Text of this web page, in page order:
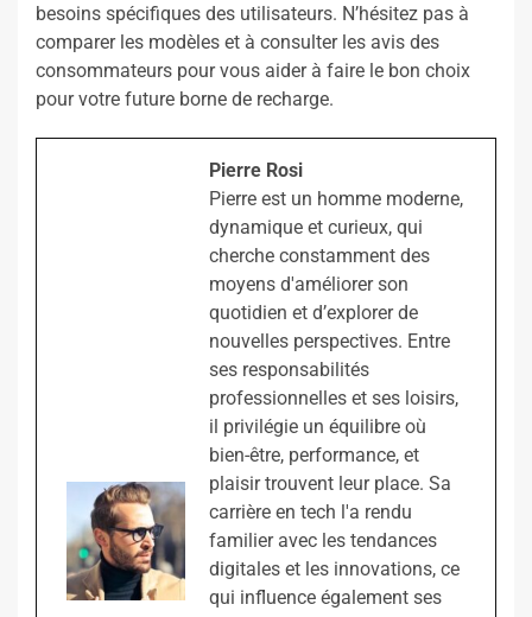
besoins spécifiques des utilisateurs. N’hésitez pas à
comparer les modèles et à consulter les avis des
consommateurs pour vous aider à faire le bon choix
pour votre future borne de recharge.
Pierre Rosi
Pierre est un homme moderne,
dynamique et curieux, qui
cherche constamment des
moyens d'améliorer son
quotidien et d’explorer de
nouvelles perspectives. Entre
ses responsabilités
professionnelles et ses loisirs,
il privilégie un équilibre où
bien-être, performance, et
plaisir trouvent leur place. Sa
carrière en tech l'a rendu
familier avec les tendances
digitales et les innovations, ce
qui influence également ses